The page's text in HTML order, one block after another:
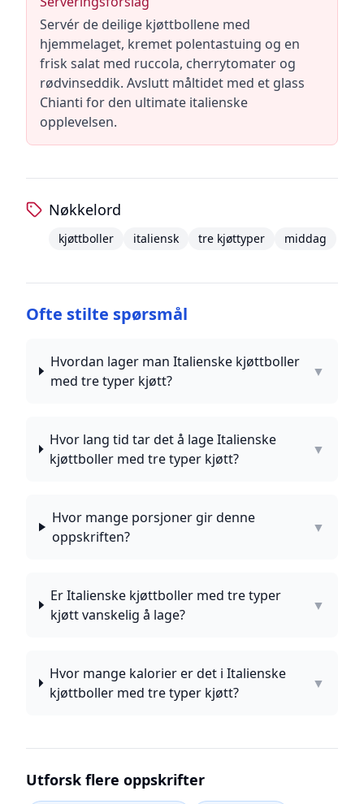
Servér de deilige kjøttbollene med
hjemmelaget, kremet polentastuing og en
frisk salat med ruccola, cherrytomater og
rødvinseddik. Avslutt måltidet med et glass
Chianti for den ultimate italienske
opplevelsen.
Nøkkelord
kjøttboller italiensk tre kjøttyper middag
Ofte stilte spørsmål
Hvordan lager man Italienske kjøttboller
med tre typer kjøtt?
▼
Hvor lang tid tar det å lage Italienske
kjøttboller med tre typer kjøtt?
▼
Hvor mange porsjoner gir denne
oppskriften?
▼
Er Italienske kjøttboller med tre typer
kjøtt vanskelig å lage?
▼
Hvor mange kalorier er det i Italienske
kjøttboller med tre typer kjøtt?
▼
Utforsk flere oppskrifter